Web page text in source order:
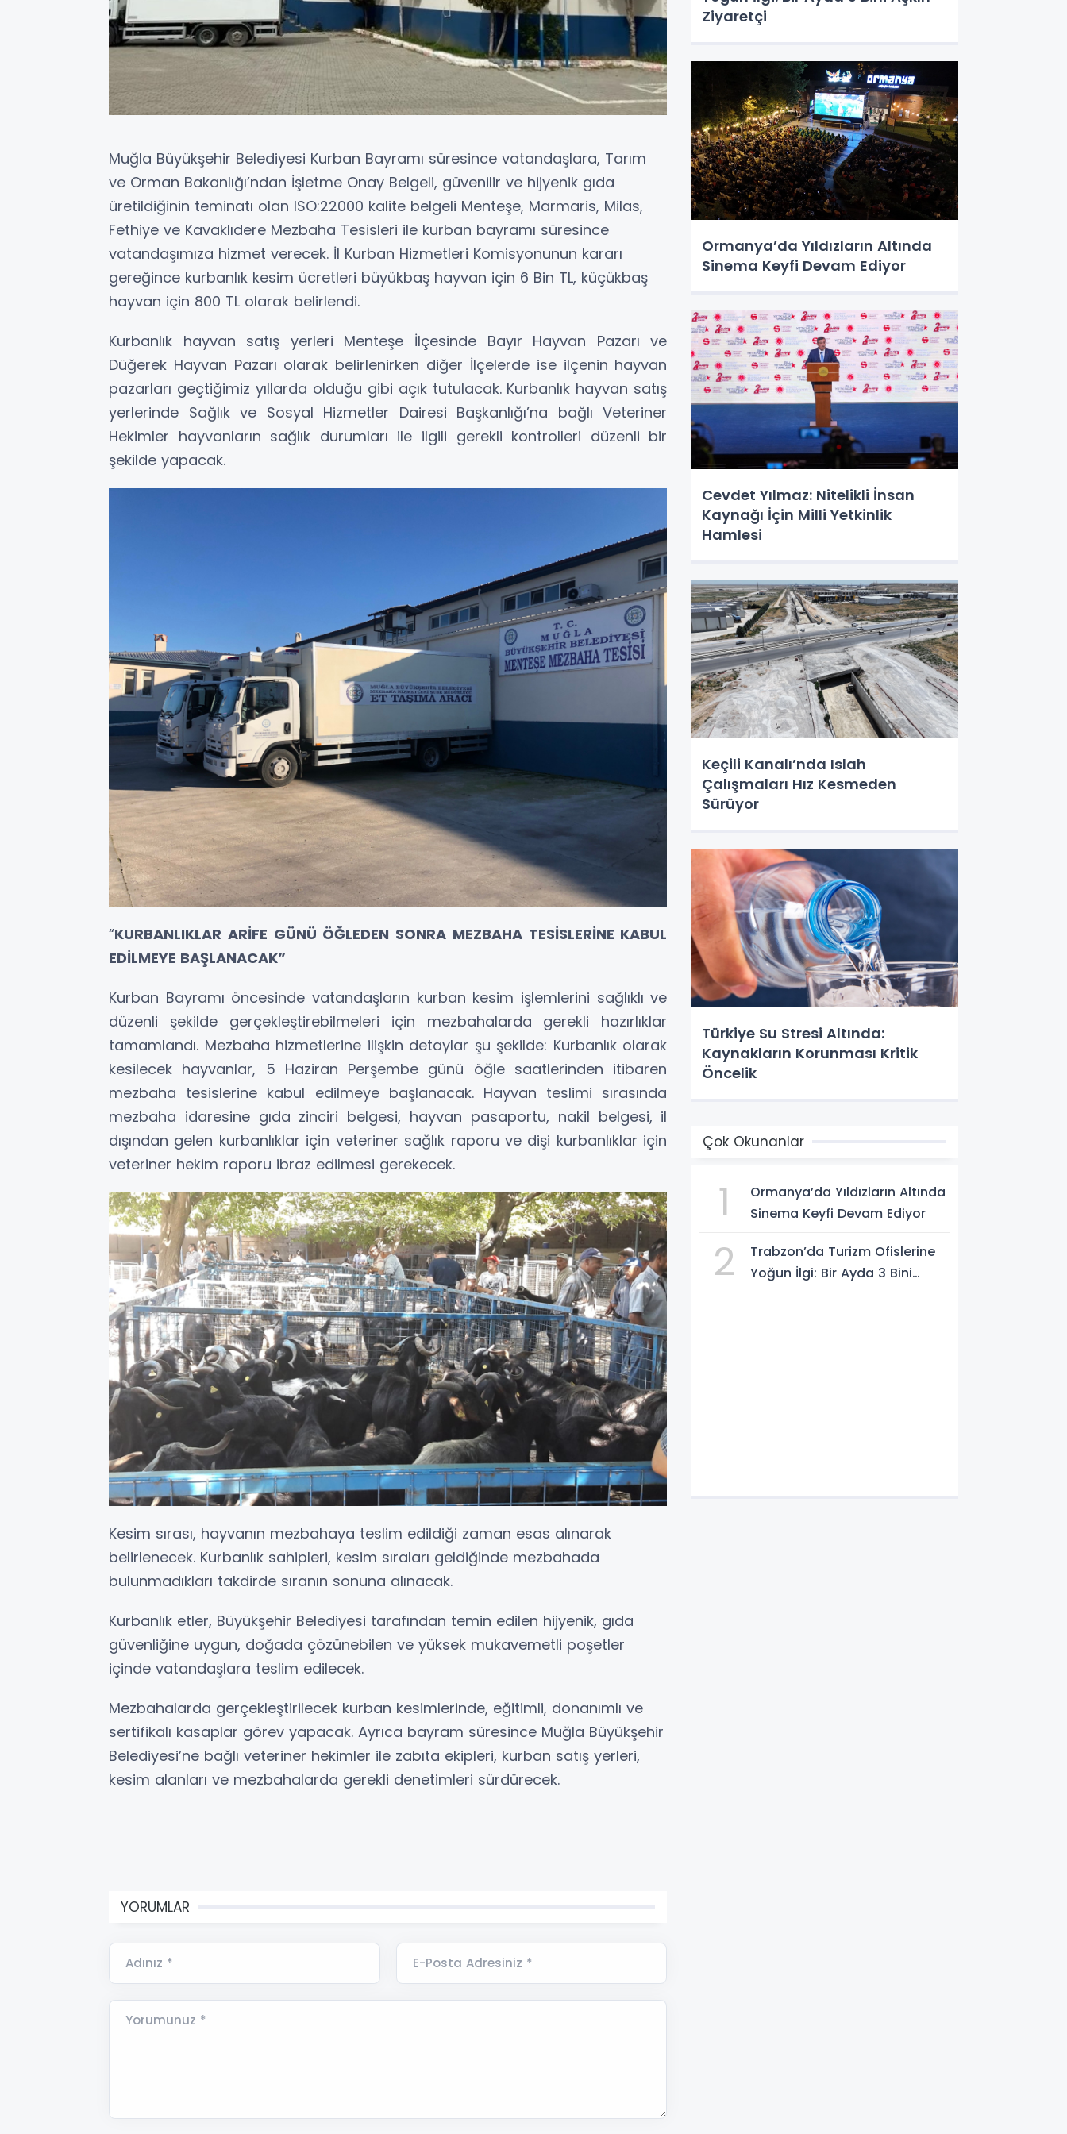
Muğla Büyükşehir Belediyesi Kurban Bayramı süresince vatandaşlara, Tarım
ve Orman Bakanlığı’ndan İşletme Onay Belgeli, güvenilir ve hijyenik gıda
üretildiğinin teminatı olan ISO:22000 kalite belgeli Menteşe, Marmaris, Milas,
Fethiye ve Kavaklıdere Mezbaha Tesisleri ile kurban bayramı süresince
vatandaşımıza hizmet verecek. İl Kurban Hizmetleri Komisyonunun kararı
gereğince kurbanlık kesim ücretleri büyükbaş hayvan için 6 Bin TL, küçükbaş
hayvan için 800 TL olarak belirlendi.
Kurbanlık hayvan satış yerleri Menteşe İlçesinde Bayır Hayvan Pazarı ve
Düğerek Hayvan Pazarı olarak belirlenirken diğer İlçelerde ise ilçenin hayvan
pazarları geçtiğimiz yıllarda olduğu gibi açık tutulacak. Kurbanlık hayvan satış
yerlerinde Sağlık ve Sosyal Hizmetler Dairesi Başkanlığı’na bağlı Veteriner
Hekimler hayvanların sağlık durumları ile ilgili gerekli kontrolleri düzenli bir
şekilde yapacak.
“KURBANLIKLAR ARİFE GÜNÜ ÖĞLEDEN SONRA MEZBAHA TESİSLERİNE KABUL
EDİLMEYE BAŞLANACAK”
Kurban Bayramı öncesinde vatandaşların kurban kesim işlemlerini sağlıklı ve
düzenli şekilde gerçekleştirebilmeleri için mezbahalarda gerekli hazırlıklar
tamamlandı. Mezbaha hizmetlerine ilişkin detaylar şu şekilde: Kurbanlık olarak
kesilecek hayvanlar, 5 Haziran Perşembe günü öğle saatlerinden itibaren
mezbaha tesislerine kabul edilmeye başlanacak. Hayvan teslimi sırasında
mezbaha idaresine gıda zinciri belgesi, hayvan pasaportu, nakil belgesi, il
dışından gelen kurbanlıklar için veteriner sağlık raporu ve dişi kurbanlıklar için
veteriner hekim raporu ibraz edilmesi gerekecek.
Kesim sırası, hayvanın mezbahaya teslim edildiği zaman esas alınarak
belirlenecek. Kurbanlık sahipleri, kesim sıraları geldiğinde mezbahada
bulunmadıkları takdirde sıranın sonuna alınacak.
Kurbanlık etler, Büyükşehir Belediyesi tarafından temin edilen hijyenik, gıda
güvenliğine uygun, doğada çözünebilen ve yüksek mukavemetli poşetler
içinde vatandaşlara teslim edilecek.
Mezbahalarda gerçekleştirilecek kurban kesimlerinde, eğitimli, donanımlı ve
sertifikalı kasaplar görev yapacak. Ayrıca bayram süresince Muğla Büyükşehir
Belediyesi’ne bağlı veteriner hekimler ile zabıta ekipleri, kurban satış yerleri,
kesim alanları ve mezbahalarda gerekli denetimleri sürdürecek.
YORUMLAR
Adınız * E-Posta Adresiniz *
Yorumunuz *
Ziyaretçi
Ormanya’da Yıldızların Altında
Sinema Keyfi Devam Ediyor
Cevdet Yılmaz: Nitelikli İnsan
Kaynağı İçin Milli Yetkinlik
Hamlesi
Keçili Kanalı’nda Islah
Çalışmaları Hız Kesmeden
Sürüyor
Türkiye Su Stresi Altında:
Kaynakların Korunması Kritik
Öncelik
Çok Okunanlar
1
Ormanya’da Yıldızların Altında
Sinema Keyfi Devam Ediyor
2
Trabzon’da Turizm Ofislerine
Yoğun İlgi: Bir Ayda 3 Bini